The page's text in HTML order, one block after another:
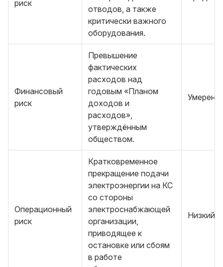
риск
отводов, а также
критически важного
оборудования.
Финансовый
риск
Превышение
фактических
расходов над
годовым «Планом
доходов и
расходов»,
утверждённым
обществом.
Операционный
риск
Кратковременное
прекращение подачи
электроэнергии на КС
со стороны
электроснабжающей
организации,
приводящее к
остановке или сбоям
в работе
Низкий